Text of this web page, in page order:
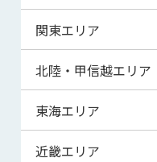
北海道
青森県
宮城県
関東エリア
東京都
神奈川県
埼玉県
北陸・甲信越エリア
新潟県
富山県
東海エリア
岐阜県
近畿エリア